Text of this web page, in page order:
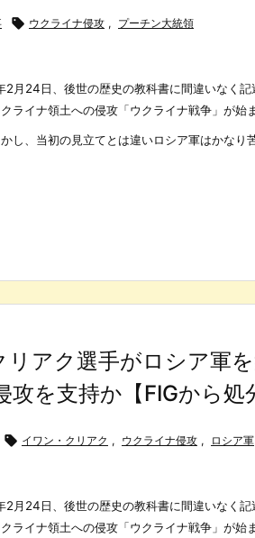
 ウクライナ侵攻 , プーチン大統領
2月24日、後世の歴史の教科書に間違いなく
ライナ領土への侵攻「ウクライナ戦争」が始
し、当初の見立てとは違いロシア軍はかなり
リアク選手がロシア軍
を支持か【FIGから処
 イワン・クリアク , ウクライナ侵攻 , ロシア軍
2月24日、後世の歴史の教科書に間違いなく
ライナ領土への侵攻「ウクライナ戦争」が始